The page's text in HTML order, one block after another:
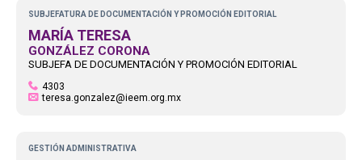
SUBJEFATURA DE DOCUMENTACIÓN Y PROMOCIÓN EDITORIAL
MARÍA TERESA
GONZÁLEZ CORONA
SUBJEFA DE DOCUMENTACIÓN Y PROMOCIÓN EDITORIAL
4303
teresa.gonzalez@ieem.org.mx
GESTIÓN ADMINISTRATIVA